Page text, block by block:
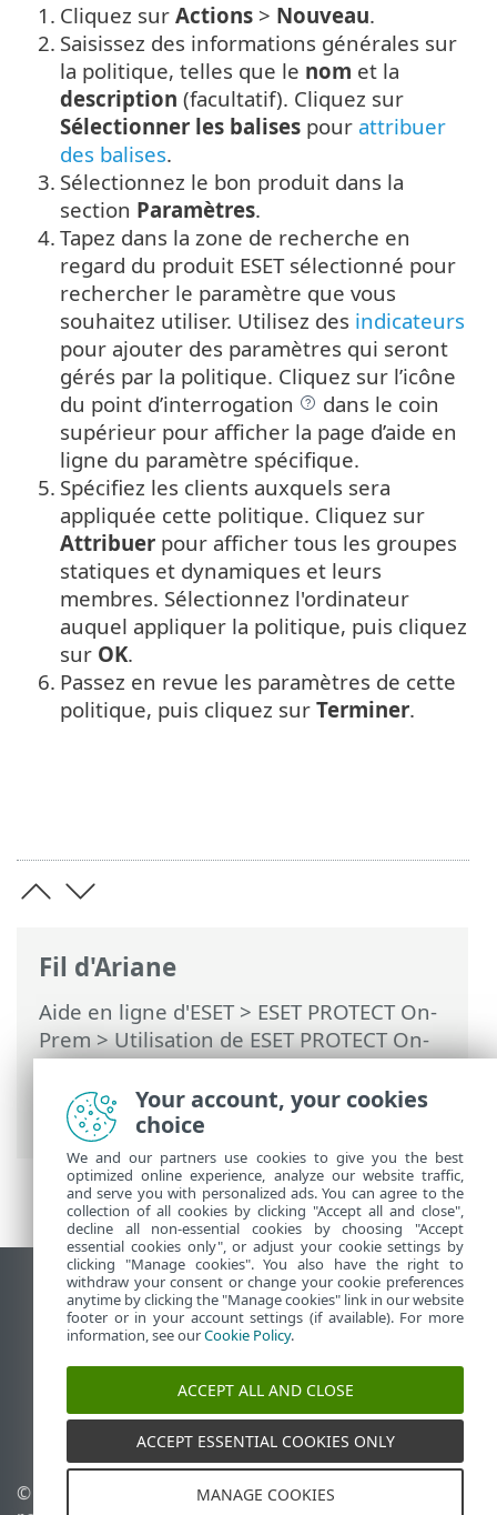
Fil d'Ariane
Aide en ligne d'ESET> ESET PROTECT On-
Prem>Utilisation de ESET PROTECT On-
Prem>ESET PROTECT On-Prem Menu
principal
>Politiques> Assistant
Politiques
1. Cliquez sur Actions > Nouveau.
2. Saisissez des informations générales sur
la politique, telles que le nom et la
description (facultatif). Cliquez sur
Sélectionner les balises pour attribuer
des balises.
3. Sélectionnez le bon produit dans la
section Paramètres.
4. Tapez dans la zone de recherche en
regard du produit ESET sélectionné pour
rechercher le paramètre que vous
souhaitez utiliser. Utilisez des indicateurs
pour ajouter des paramètres qui seront
gérés par la politique. Cliquez sur l’icône
du point d’interrogation
dans le coin
supérieur pour afficher la page d’aide en
ligne du paramètre spécifique.
5. Spécifiez les clients auxquels sera
appliquée cette politique. Cliquez sur
Attribuer pour afficher tous les groupes
statiques et dynamiques et leurs
membres. Sélectionnez l'ordinateur
auquel appliquer la politique, puis cliquez
sur OK.
6. Passez en revue les paramètres de cette
politique, puis cliquez sur Terminer.
Afficher le site pour ordinateur de bureau
End of Life
Base de connaissances ESET
Forum ESET
ESET Status Portal
Assistance régionale
© 1992 - 2026 ESET, spol. s
Gérer les témoins
Your account, your cookies
choice
We and our partners use cookies to give you the best
optimized online experience, analyze our website traffic,
and serve you with personalized ads. You can agree to the
collection of all cookies by clicking "Accept all and close",
decline all non-essential cookies by choosing "Accept
essential cookies only", or adjust your cookie settings by
clicking "Manage cookies". You also have the right to
withdraw your consent or change your cookie preferences
anytime by clicking the "Manage cookies" link in our website
footer or in your account settings (if available). For more
information, see ourCookie Policy.
ACCEPT ALL AND CLOSE
ACCEPT ESSENTIAL COOKIES ONLY
MANAGE COOKIES